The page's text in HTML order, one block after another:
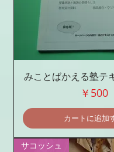
みことばかえる塾テ
価格
￥500
カートに追加
サコッシュ